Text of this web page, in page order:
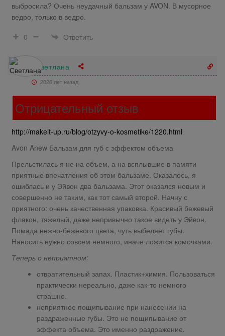
выбросила? Очень неудачный бальзам у AVON. В мусорное
ведро, только в ведро.
0
Ответить
Светлана
2026 лет назад
Отрицательный отзыв
http://makeit-up.ru/blog/otzyvy-o-kosmetike/1220.html
Avon Anew Бальзам для губ с эффектом объема
Прельстилась я не на объем, а на всплывшие в памяти
приятные впечатления об этом бальзаме. Оказалось, я
ошиблась и у Эйвон два бальзама. Этот оказался новым и
совершенно не таким, как тот самый второй. Начну с
приятного: очень качественная упаковка. Красивый бежевый
флакон, тяжелый, даже непривычно такое видеть у Эйвон.
Помада нежно-бежевого цвета, чуть выбеляет губы.
Наносить нужно совсем немного, иначе ложится комочками.
Теперь о неприятном:
отвратительный запах. Пластик+химия. Пользоваться
практически нереально, даже как-то немного
страшно.
неприятное пощипывание при нанесении на
раздраженные губы. Это не пощипывание от
эффекта объема. Это именно раздражение.